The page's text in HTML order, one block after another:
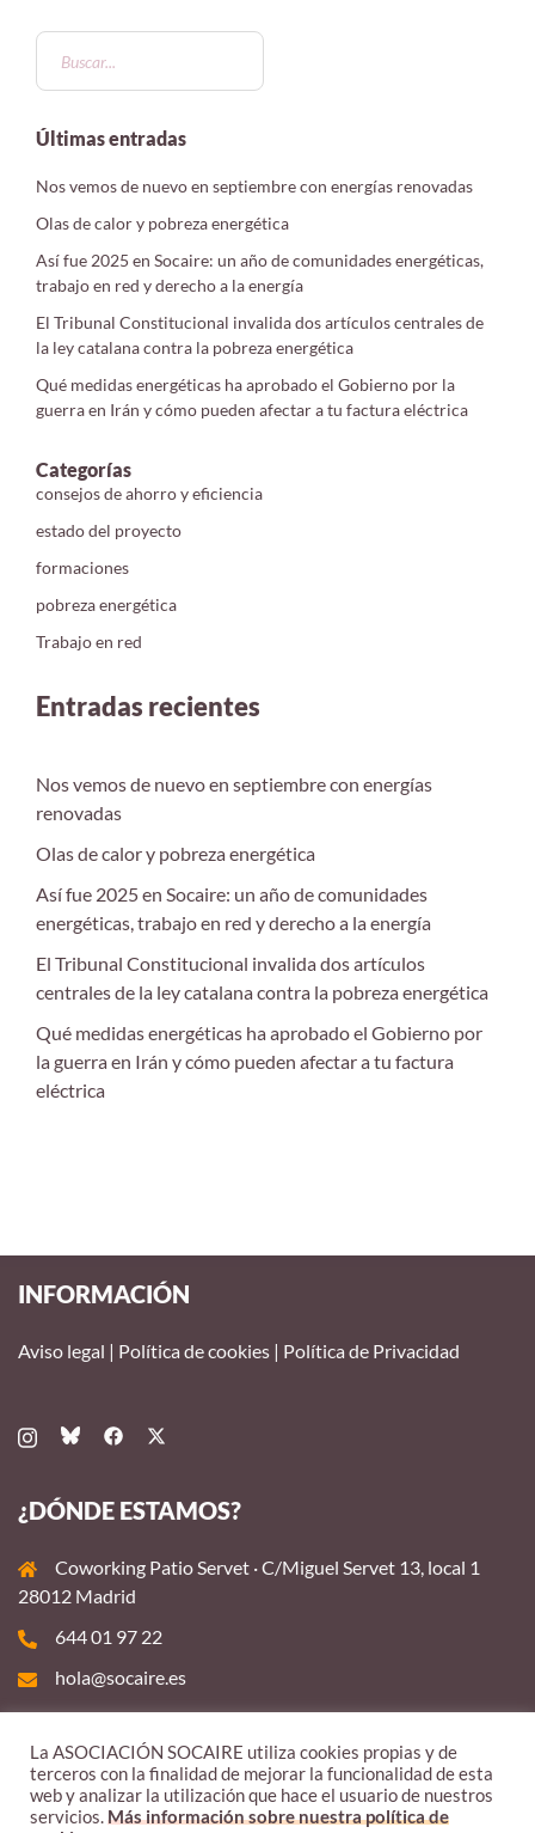
Últimas entradas
Nos vemos de nuevo en septiembre con energías renovadas
Olas de calor y pobreza energética
Así fue 2025 en Socaire: un año de comunidades energéticas,
trabajo en red y derecho a la energía
El Tribunal Constitucional invalida dos artículos centrales de
la ley catalana contra la pobreza energética
Qué medidas energéticas ha aprobado el Gobierno por la
guerra en Irán y cómo pueden afectar a tu factura eléctrica
Categorías
consejos de ahorro y eficiencia
estado del proyecto
formaciones
pobreza energética
Trabajo en red
Entradas recientes
Nos vemos de nuevo en septiembre con energías
renovadas
Olas de calor y pobreza energética
Así fue 2025 en Socaire: un año de comunidades
energéticas, trabajo en red y derecho a la energía
El Tribunal Constitucional invalida dos artículos
centrales de la ley catalana contra la pobreza energética
Qué medidas energéticas ha aprobado el Gobierno por
la guerra en Irán y cómo pueden afectar a tu factura
eléctrica
INFORMACIÓN
Aviso legal | Política de cookies | Política de Privacidad
¿DÓNDE ESTAMOS?
Coworking Patio Servet · C/Miguel Servet 13, local 1
28012 Madrid
644 01 97 22
hola@socaire.es
La ASOCIACIÓN SOCAIRE utiliza cookies propias y de
terceros con la finalidad de mejorar la funcionalidad de esta
web y analizar la utilización que hace el usuario de nuestros
servicios.Más información sobre nuestra política de